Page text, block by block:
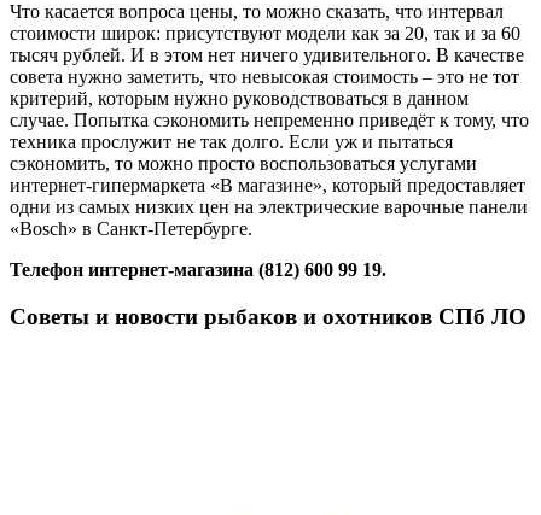
Что касается вопроса цены, то можно сказать, что интервал
стоимости широк: присутствуют модели как за 20, так и за 60
тысяч рублей. И в этом нет ничего удивительного. В качестве
совета нужно заметить, что невысокая стоимость – это не тот
критерий, которым нужно руководствоваться в данном
случае. Попытка сэкономить непременно приведёт к тому, что
техника прослужит не так долго. Если уж и пытаться
сэкономить, то можно просто воспользоваться услугами
интернет-гипермаркета «В магазине», который предоставляет
одни из самых низких цен на электрические варочные панели
«Bosch» в Санкт-Петербурге.
Телефон интернет-магазина (812) 600 99 19.
Советы и новости рыбаков и охотников СПб ЛО